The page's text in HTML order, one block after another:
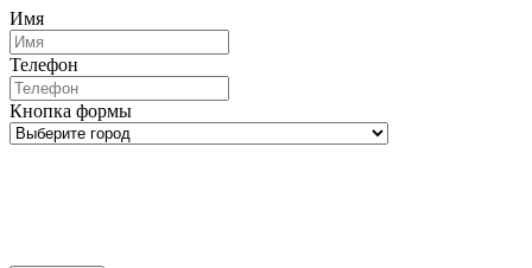
Имя
Телефон
Кнопка формы